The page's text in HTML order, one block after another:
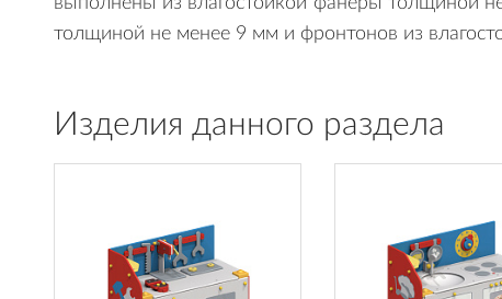
толщиной не менее 9 мм и фронтонов из
Изделия данного раздела